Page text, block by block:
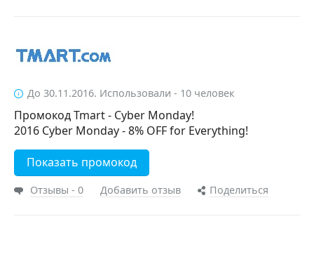
До 30.11.2016. Использовали - 10 человек
Промокод Tmart - Cyber Monday!
2016 Cyber Monday - 8% OFF for Everything!
Показать промокод
Отзывы - 0 Добавить отзыв Поделиться